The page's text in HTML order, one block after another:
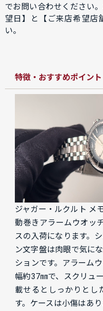
でお問い合わせください
望日】と【ご来店希望店
い。
特徴・おすすめポイント
ジャガー・ルクルト メ
動巻きアラームウオッ
スの入荷になります。
ン文字盤は肉眼で気に
ションです。アラーム
幅約37㎜で、スクリュ
載せるとしっかりとし
す。ケースは小傷はあ